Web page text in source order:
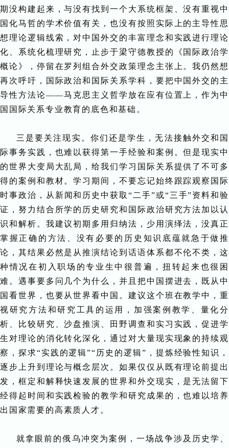
期没构建起来，与没有找到一个大系统框架、没有重视中
国化马哲的学术价值有关，也没有按照实际上的主导性思
想理论逻辑线索，对中国外交的丰富理念和实践进行理论
化、系统化梳理研究，止步于梁守德教授的《国际政治学
概论》，停留在罗列组合外交政策理念主张上。我仍然想
再次呼吁，国际政治和国际关系学科，要把中国外交的主
导性方法论——马克思主义哲学放在应有位置上，作为中
国国际关系专业教育的底色和基础。
三是要关注现实。你们还是学生，无法接触外交和国
际事务实践，也难以获得第一手经验和案例。但是现实中
的世界大变局大乱局，给我们学习国际关系提供了不可多
得的案例和教材。学习期间，不要忘记始终跟踪观察国际
时事政治，从新闻和历史中获取“二手”或“三手”资料和验
证，努力结合所学的历史研究和国际政治研究方法加以认
识和解析。我建议初期多用归纳法，少用演绎法，没真正
掌握正确的方法、没有必要的历史知识底蕴就急于做推
论，其结果必然是从推演结论到话语体系都不伦不类，这
种情况在初入职场的专业生中很普遍，扭转起来也很困
难。遇事要多问几个为什么，并且把中国摆进去，既从中
国看世界，也要从世界看中国。建议这个班在教学中，重
视研究方法和研究工具的运用，加强案例教学、量化分
析、比较研究、沙盘推演、田野调查和实习实践，促进学
生对理论的消化转化深化，通过对大量现实现象的持续观
察，探求“实践的逻辑”“历史的逻辑”，提炼经验性知识，
逐步上升到理论与概念层次。如果仅仅从既有理论前提出
发，框定和解释快速发展的世界和外交现实，是无法留下
经得起时间和实践检验的教学和研究成果的，也难以培养
出国家需要的高素质人才。
就拿眼前的俄乌冲突为案例，一场战争涉及历史学、